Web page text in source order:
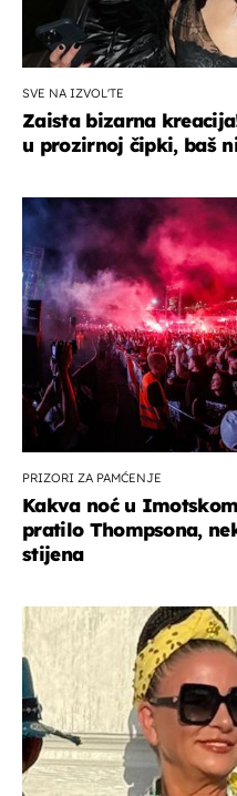
SVE NA IZVOL'TE
Zaista bizarna
u prozirnoj čipki, baš
PRIZORI ZA PAMĆENJE
Kakva noć u
pratilo Thompsona,
stijena